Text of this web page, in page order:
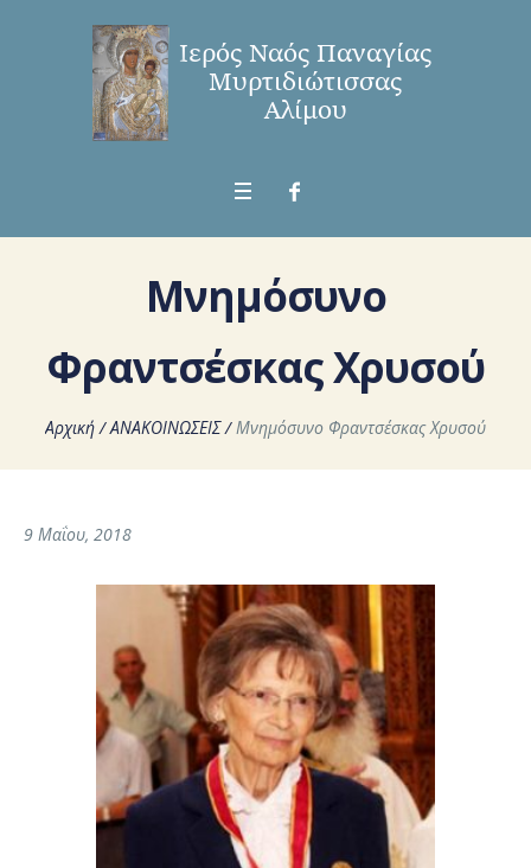
Μνημόσυνο
Φραντσέσκας Χρυσού
Αρχική /ΑΝΑΚΟΙΝΩΣΕΙΣ /Μνημόσυνο Φραντσέσκας Χρυσού
9 Μαΐου, 2018